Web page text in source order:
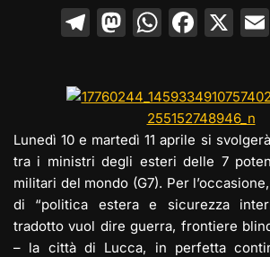
T
gr
a
m
M
o
d
o
n
W
s
A
p
p
F
e
b
o
o
k
X
Lunedì 10 e martedì 11 aprile si
tra i ministri degli esteri delle 7
militari del mondo (G7). Per
di “politica estera e sicurezza
tradotto vuol dire guerra, frontiere
– la città di Lucca, in perfetta